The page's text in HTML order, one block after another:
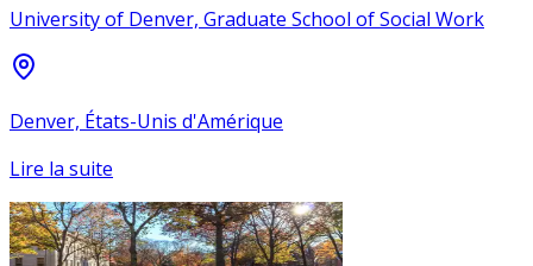
University of Denver, Graduate School of Social Work
Denver, États-Unis d'Amérique
Lire la suite